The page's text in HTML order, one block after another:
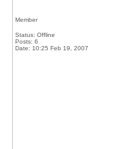
Member
Status: Offline
Posts: 6
Date: 10:25 Feb 19, 2007